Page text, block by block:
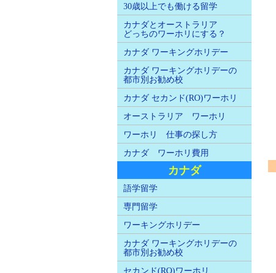
30歳以上でも働ける留学
カナダとオーストラリア
どっちのワーホリにする？
カナダ ワーキングホリデー
カナダ ワーキングホリデーの
都市別お勧め校
カナダ セカンド(RO)ワーホリ
オーストラリア ワーホリ
ワーホリ 仕事の探し方
カナダ ワーホリ費用
カナダ
語学留学
専門留学
ワーキングホリデー
カナダ ワーキングホリデーの
都市別お勧め校
セカンド(RO)ワーホリ